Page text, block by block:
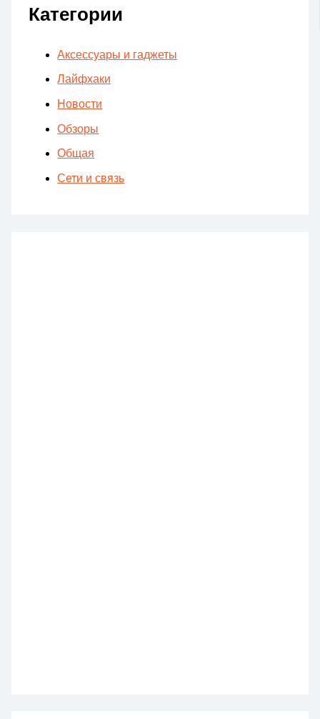
Категории
Аксессуары и гаджеты
Лайфхаки
Новости
Обзоры
Общая
Сети и связь